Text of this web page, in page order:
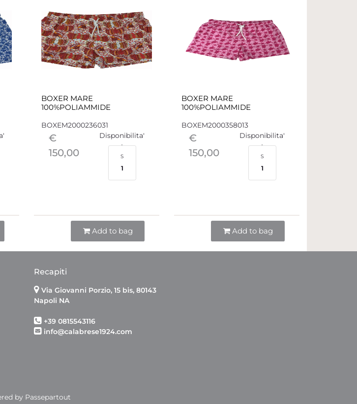
BOXER MARE
100%POLIAMMIDE
BOXEM2000236031
€
150,00
Disponibilita'
S
1
Add to bag
BOXER MARE
100%POLIAMMIDE
BOXEM2000358013
€
150,00
Disponibilita'
S
1
Add to bag
Recapiti
Via Giovanni Porzio, 15 bis, 80143
Napoli NA
+39 0815543116
info@calabrese1924.com
by Passepartout